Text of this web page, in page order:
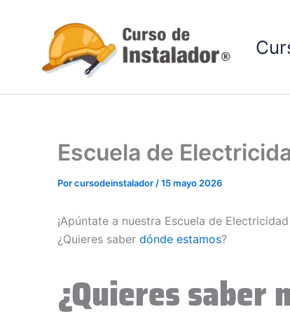
contenido
Escuela de
Porcursodeinstalador/15 mayo 2026
¡Apúntate a nuestra Escuela de
¿Quieres saber dónde estamos?
¿Quieres saber